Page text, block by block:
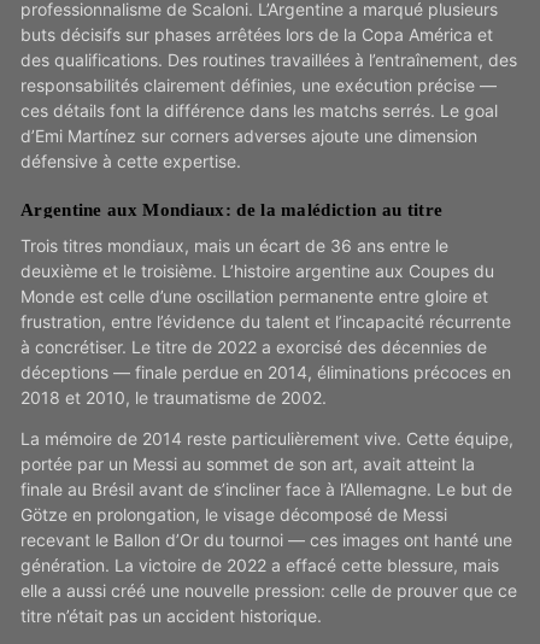
professionnalisme de Scaloni. L’Argentine a marqué plusieurs
buts décisifs sur phases arrêtées lors de la Copa América et
des qualifications. Des routines travaillées à l’entraînement, des
responsabilités clairement définies, une exécution précise —
ces détails font la différence dans les matchs serrés. Le goal
d’Emi Martínez sur corners adverses ajoute une dimension
défensive à cette expertise.
Argentine aux Mondiaux: de la malédiction au titre
Trois titres mondiaux, mais un écart de 36 ans entre le
deuxième et le troisième. L’histoire argentine aux Coupes du
Monde est celle d’une oscillation permanente entre gloire et
frustration, entre l’évidence du talent et l’incapacité récurrente
à concrétiser. Le titre de 2022 a exorcisé des décennies de
déceptions — finale perdue en 2014, éliminations précoces en
2018 et 2010, le traumatisme de 2002.
La mémoire de 2014 reste particulièrement vive. Cette équipe,
portée par un Messi au sommet de son art, avait atteint la
finale au Brésil avant de s’incliner face à l’Allemagne. Le but de
Götze en prolongation, le visage décomposé de Messi
recevant le Ballon d’Or du tournoi — ces images ont hanté une
génération. La victoire de 2022 a effacé cette blessure, mais
elle a aussi créé une nouvelle pression: celle de prouver que ce
titre n’était pas un accident historique.